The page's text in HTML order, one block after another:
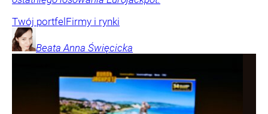
Twój portfel Firmy i rynki
Beata Anna Święcicka